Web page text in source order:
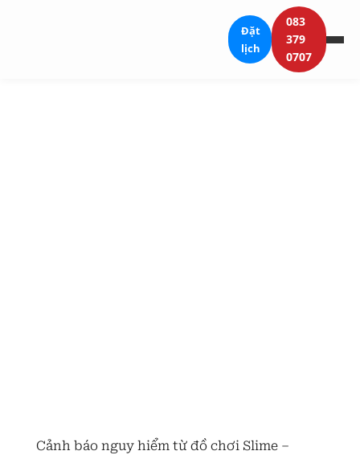
Đặt
lịch
083
379
0707
Cảnh báo nguy hiểm từ đồ chơi Slime –